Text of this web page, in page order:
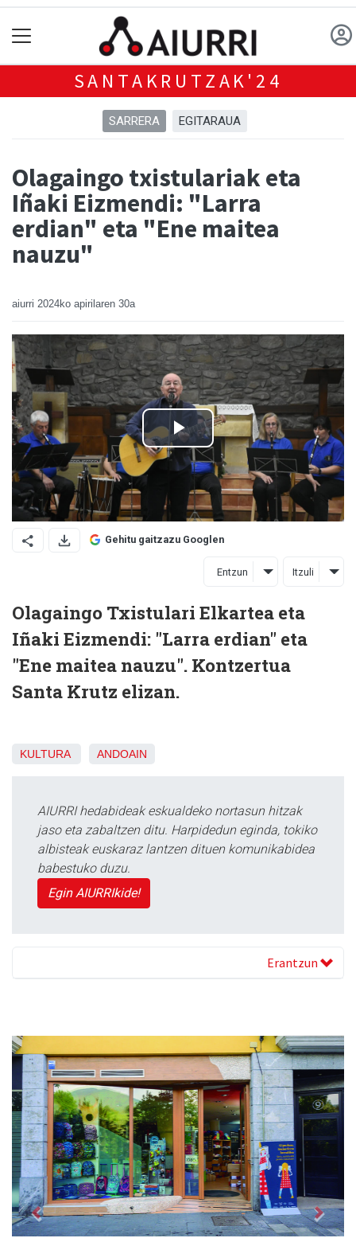
SANTAKRUTZAK'24
SARRERA EGITARAUA
Olagaingo txistulariak eta
Iñaki Eizmendi: "Larra
erdian" eta "Ene maitea
nauzu"
aiurri 2024ko apirilaren 30a
Gehitu gaitzazu Googlen
Entzun Itzuli
Olagaingo Txistulari Elkartea eta
Iñaki Eizmendi: "Larra erdian" eta
"Ene maitea nauzu". Kontzertua
Santa Krutz elizan.
KULTURA ANDOAIN
AIURRI hedabideak eskualdeko nortasun hitzak
jaso eta zabaltzen ditu. Harpidedun eginda, tokiko
albisteak euskaraz lantzen dituen komunikabidea
babestuko duzu.
Egin AIURRIkide!
Erantzun
Previous Next